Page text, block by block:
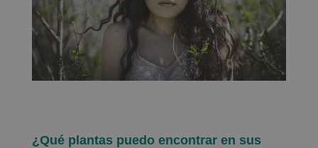
¿Qué plantas puedo encontrar en sus